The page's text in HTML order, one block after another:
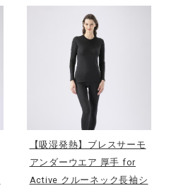
ニス
【吸湿発熱】ブレスサーモ
アンダーウエア 厚手 for
Active クルーネック長袖シ